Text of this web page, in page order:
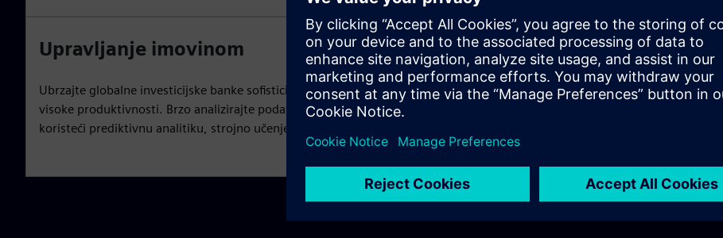
Upravljanje imovinom
Ubrzajte globalne investicijske banke sofisticiranim alatima za financijsku analitiku
visoke produktivnosti. Brzo analizirajte podatke, steknite uvid i donosite brze odluke
koristeći prediktivnu analitiku, strojno učenje, umjetnu inteligenciju i izvještavanje.
Hipoteka
Analizirajte kreditiranje,
dobivaju financijske
Black Knight®, Sagent® i